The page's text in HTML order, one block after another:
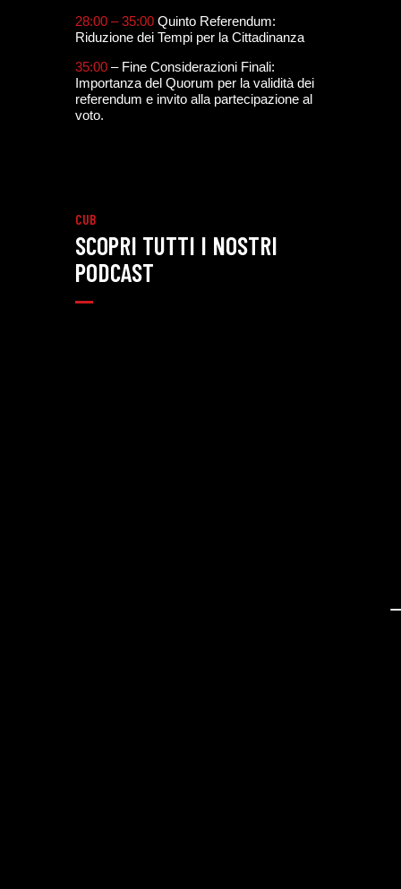
28:00 – 35:00 Quinto Referendum:
Riduzione dei Tempi per la Cittadinanza
35:00 – Fine Considerazioni Finali:
Importanza del Quorum per la validità dei
referendum e invito alla partecipazione al
voto.
CUB
SCOPRI TUTTI I NOSTRI
PODCAST